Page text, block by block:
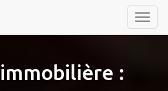
Menu
: